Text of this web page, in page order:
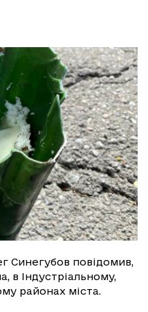
Синегубов повідомив,
в Індустріальному,
районах міста.